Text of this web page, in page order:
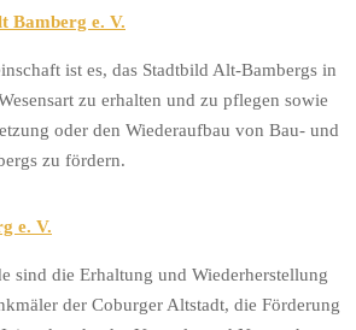
Bamberg e. V.
ist es, das Stadtbild Alt-Bambergs in
zu erhalten und zu pflegen sowie
oder den Wiederaufbau von Bau- und
zu fördern.
e. V.
sind die Erhaltung und Wiederherstellung
der Coburger Altstadt, die Förderung